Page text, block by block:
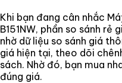
Khi bạn đang cân nhắc
B151NW, phần so sánh rẻ
nhờ dữ liệu so sánh giá
giá hiện tại, theo dõi
sách. Nhờ đó, bạn mua
đúng giá.